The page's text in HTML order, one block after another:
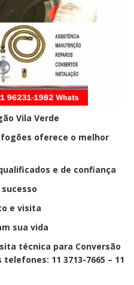
Vila Verde
oferece o melhor
e de confiança
e visita
sua vida
técnica para Conversão
11 3713-7665 – 11